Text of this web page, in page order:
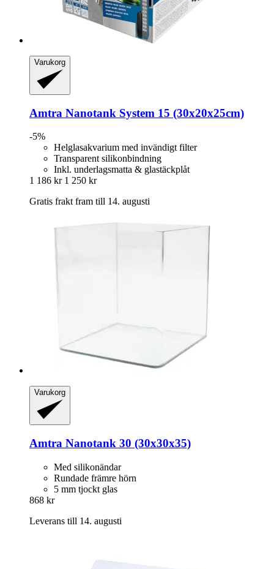
Varukorg
Amtra Nanotank System 15 (30x20x25cm)
-5%
Helglasakvarium med invändigt filter
Transparent silikonbindning
Inkl. underlagsmatta & glastäckplåt
1 186 kr 1 250 kr
Gratis frakt fram till 14. augusti
Varukorg
Amtra Nanotank 30 (30x30x35)
Med silikonändar
Rundade främre hörn
5 mm tjockt glas
868 kr
Leverans till 14. augusti